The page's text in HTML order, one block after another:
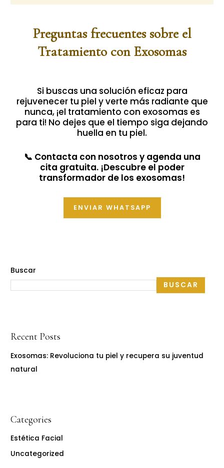
Preguntas frecuentes sobre el
Tratamiento con Exosomas
Si buscas una solución eficaz para
rejuvenecer tu piel y verte más radiante que
nunca, ¡el tratamiento con exosomas es
para ti! No dejes que el tiempo siga dejando
huella en tu piel.
📞 Contacta con nosotros y agenda una
cita gratuita. ¡Descubre el poder
transformador de los exosomas!
ENVIAR WHATSAPP
Buscar
BUSCAR
Recent Posts
Exosomas: Revoluciona tu piel y recupera su juventud
natural
Categories
Estética Facial
Uncategorized